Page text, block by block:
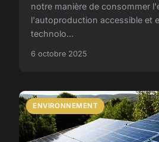
notre manière de consommer
l'autoproduction accessible et
technolo...
6 octobre 2025
ENVIRONNEMENT